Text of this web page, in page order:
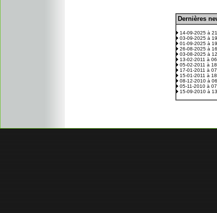
Dernières
14-09-2025 à
03-09-2025 à
01-09-2025 à
26-08-2025 à
03-08-2025 à
13-02-2011 à
05-02-2011 à
17-01-2011 à
15-01-2011 à
08-12-2010 à
05-11-2010 à
15-09-2010 à